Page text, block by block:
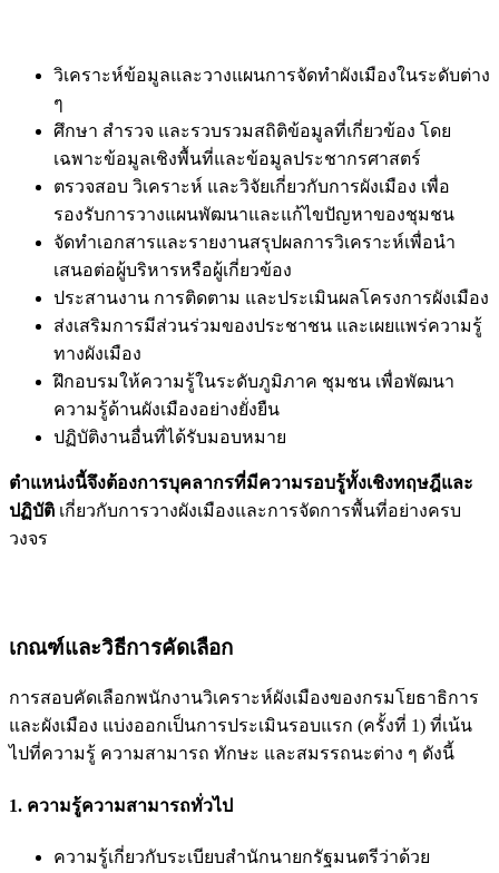
วิเคราะห์ข้อมูลและวางแผนการจัดทำผังเมืองในระดับต่าง
ๆ
ศึกษา สำรวจ และรวบรวมสถิติข้อมูลที่เกี่ยวข้อง โดย
เฉพาะข้อมูลเชิงพื้นที่และข้อมูลประชากรศาสตร์
ตรวจสอบ วิเคราะห์ และวิจัยเกี่ยวกับการผังเมือง เพื่อ
รองรับการวางแผนพัฒนาและแก้ไขปัญหาของชุมชน
จัดทำเอกสารและรายงานสรุปผลการวิเคราะห์เพื่อนำ
เสนอต่อผู้บริหารหรือผู้เกี่ยวข้อง
ประสานงาน การติดตาม และประเมินผลโครงการผังเมือง
ส่งเสริมการมีส่วนร่วมของประชาชน และเผยแพร่ความรู้
ทางผังเมือง
ฝึกอบรมให้ความรู้ในระดับภูมิภาค ชุมชน เพื่อพัฒนา
ความรู้ด้านผังเมืองอย่างยั่งยืน
ปฏิบัติงานอื่นที่ได้รับมอบหมาย
ตำแหน่งนี้จึงต้องการบุคลากรที่มีความรอบรู้ทั้งเชิงทฤษฎีและ
ปฏิบัติ เกี่ยวกับการวางผังเมืองและการจัดการพื้นที่อย่างครบ
วงจร
เกณฑ์และวิธีการคัดเลือก
การสอบคัดเลือกพนักงานวิเคราะห์ผังเมืองของกรมโยธาธิการ
และผังเมือง แบ่งออกเป็นการประเมินรอบแรก (ครั้งที่ 1) ที่เน้น
ไปที่ความรู้ ความสามารถ ทักษะ และสมรรถนะต่าง ๆ ดังนี้
1. ความรู้ความสามารถทั่วไป
ความรู้เกี่ยวกับระเบียบสำนักนายกรัฐมนตรีว่าด้วย